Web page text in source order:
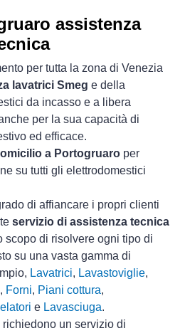
assistenza
per tutta la zona di Venezia
lavatrici Smeg e della
da incasso e a libera
per la sua capacità di
ed efficace.
a Portogruaro per
su tutti gli elettrodomestici
di affiancare i propri clienti
servizio di assistenza tecnica
scopo di risolvere ogni tipo di
su una vasta gamma di
Lavatrici, Lavastoviglie,
, Forni, Piani cottura,
e Lavasciuga.
un servizio di